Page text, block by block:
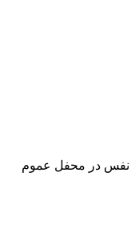
نفس در محفل عموم